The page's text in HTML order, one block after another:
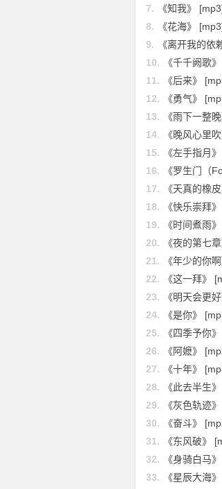
7.
《知我》
8.
《花海》
9.
《离开我的依
10.
《千千阙歌
11.
《后来》
12.
《勇气》
13.
《雨下一整
14.
《晚风心里
15.
《左手指月
16.
《罗生门（
17.
《天真的橡
18.
《快乐崇拜
19.
《时间煮雨
20.
《夜的第七
21.
《年少的你
22.
《这一拜》
23.
《明天会更
24.
《是你》
25.
《四季予你
26.
《阿嬷》
27.
《十年》
28.
《此去半生
29.
《灰色轨迹
30.
《奋斗》
31.
《东风破》
32.
《身骑白马
33. 《星辰大海